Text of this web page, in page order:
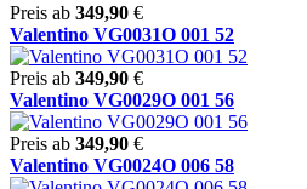
Preis ab 349,90 €
Valentino VG0031O 001 52
Preis ab 349,90 €
Valentino VG0029O 001 56
Preis ab 349,90 €
Valentino VG0024O 006 58